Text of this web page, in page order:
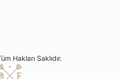
Hakları Saklıdır.